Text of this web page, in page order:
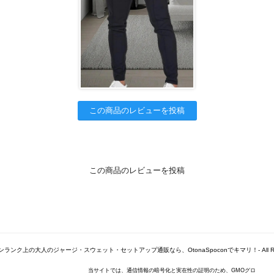
この商品のレビューを投稿
この商品のレビューを投稿
ランク上の大人のジャージ・スウェット・セットアップ通販なら、OtonaSpoconでキマリ！- All
当サイトでは、通信情報の暗号化と実在性の証明のため、GMOグロ